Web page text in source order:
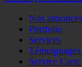
Nos annonces
Portfolio
Services
Service